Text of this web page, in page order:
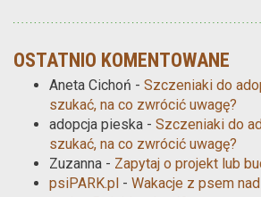
OSTATNIO KOMENTOWANE
Aneta Cichoń - Szczeniaki do
szukać, na co zwrócić uwagę?
adopcja pieska - Szczeniaki do
szukać, na co zwrócić uwagę?
Zuzanna - Zapytaj o projekt lub
psiPARK.pl - Wakacje z psem